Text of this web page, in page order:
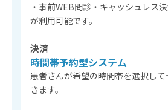
・事前WEB問診・キャッシュレス
が利用可能です。
決済
時間帯予約型システム
患者さんが希望の時間帯を選択し
きます。